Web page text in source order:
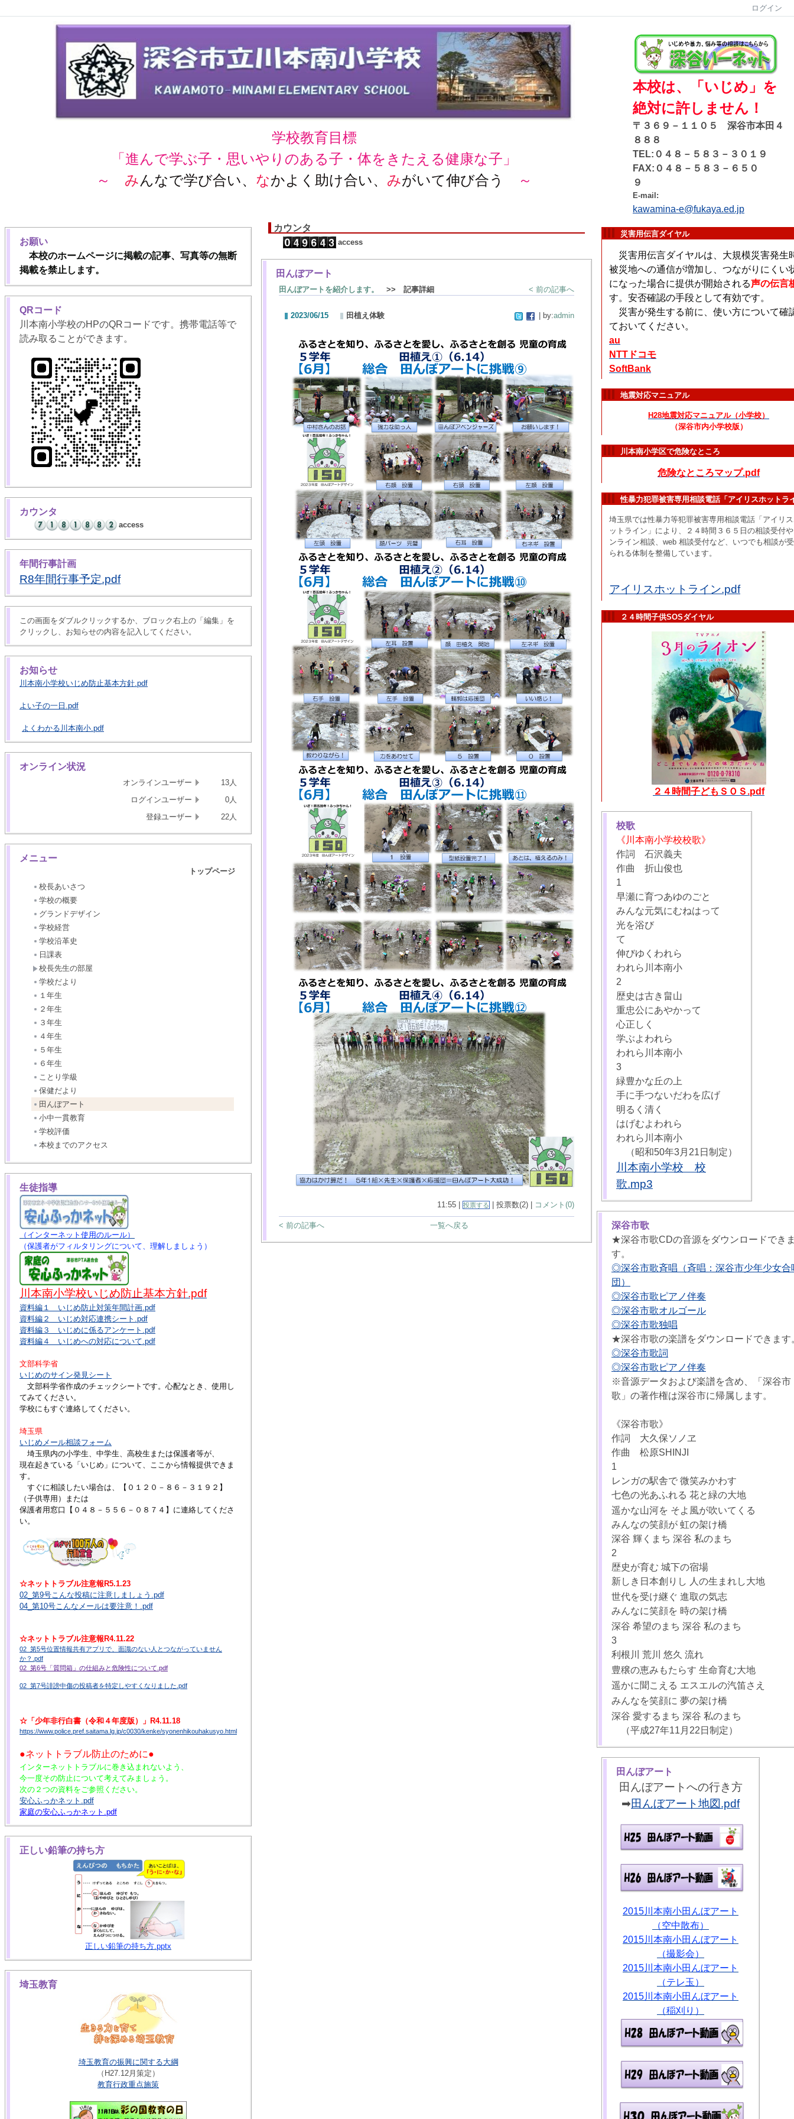
ログイン
学校教育目標
「進んで学ぶ子・思いやりのある子・体をきたえる健康な子」
～ みんなで学び合い、 なかよく助け合い、 みがいて伸び合う ～
本校は、「いじめ」を
絶対に許しません！
〒３６９－１１０５ 深谷市本田４
８８８
TEL:０４８－５８３－３０１９
FAX:０４８－５８３－６５０
９
E-mail:
kawamina-e@fukaya.ed.jp
お願い
本校のホームページに掲載の記事、写真等の無断
掲載を禁止します。
QRコード
川本南小学校のHPのQRコードです。携帯電話等で
読み取ることができます。
カウンタ
access
年間行事計画
R8年間行事予定.pdf
この画面をダブルクリックするか、ブロック右上の「編集」を
クリックし、お知らせの内容を記入してください。
お知らせ
川本南小学校いじめ防止基本方針.pdf
よい子の一日.pdf
よくわかる川本南小.pdf
オンライン状況
オンラインユーザー
13人
ログインユーザー
0人
登録ユーザー
22人
メニュー
トップページ
校長あいさつ
学校の概要
グランドデザイン
学校経営
学校沿革史
日課表
校長先生の部屋
学校だより
１年生
２年生
３年生
４年生
５年生
６年生
ことり学級
保健だより
田んぼアート
小中一貫教育
学校評価
本校までのアクセス
生徒指導
（インターネット使用のルール）
（保護者がフィルタリングについて、理解しましょう）
川本南小学校いじめ防止基本方針.pdf
資料編１ いじめ防止対策年間計画.pdf
資料編２ いじめ対応連携シート.pdf
資料編３ いじめに係るアンケート.pdf
資料編４ いじめへの対応について.pdf
文部科学省
いじめのサイン発見シート
文部科学省作成のチェックシートです。心配なとき、使用し
てみてください。
学校にもすぐ連絡してください。
埼玉県
いじめメール相談フォーム
埼玉県内の小学生、中学生、高校生または保護者等が、
現在起きている「いじめ」について、ここから情報提供できま
す。
すぐに相談したい場合は、【０１２０－８６－３１９２】
（子供専用）または
保護者用窓口【０４８－５５６－０８７４】に連絡してくださ
い。
☆ネットトラブル注意報R5.1.23
02_第9号こんな投稿に注意しましょう.pdf
04_第10号こんなメールは要注意！.pdf
☆ネットトラブル注意報R4.11.22
02_第5号位置情報共有アプリで、面識のない人とつながっていません
か？.pdf
02_第6号「質問箱」の仕組みと危険性について.pdf
02_第7号誹謗中傷の投稿者を特定しやすくなりました.pdf
☆「少年非行白書（令和４年度版）」R4.11.18
https://www.police.pref.saitama.lg.jp/c0030/kenke/syonenhikouhakusyo.html
●ネットトラブル防止のために●
インターネットトラブルに巻き込まれないよう、
今一度その防止について考えてみましょう。
次の２つの資料をご参照ください。
安心ふっかネット.pdf
家庭の安心ふっかネット.pdf
正しい鉛筆の持ち方
正しい鉛筆の持ち方.pptx
埼玉教育
埼玉教育の振興に関する大綱
（H27.12月策定）
教育行政重点施策
カウンタ
access
田んぼアート
田んぼアートを紹介します。 >> 記事詳細 < 前の記事へ
2023/06/15 田植え体験 | by:admin
11:55 | 投票する | 投票数(2) | コメント(0)
< 前の記事へ 一覧へ戻る
災害用伝言ダイヤル
災害用伝言ダイヤルは、大規模災害発生
被災地への通信が増加し、つながりにくい
になった場合に提供が開始される声の伝言
す。安否確認の手段として有効です。
災害が発生する前に、使い方について確
ておいてください。
au
NTTドコモ
SoftBank
地震対応マニュアル
H28地震対応マニュアル（小学校）
（深谷市内小学校版）
川本南小学区で危険なところ
危険なところマップ.pdf
性暴力犯罪被害専用相談電話「アイリスホットラ
埼玉県では性暴力等犯罪被害専用相談電話「アイリ
ットライン」により、２４時間３６５日の相談受付
ンライン相談、web 相談受付など、いつでも相談が
られる体制を整備しています。
アイリスホットライン.pdf
２４時間子供SOSダイヤル
２４時間子どもＳＯＳ.pdf
校歌
《川本南小学校校歌》
作詞 石沢義夫
作曲 折山俊也
1
早瀬に育つあゆのごと
みんな元気にむねはって
光を浴び
て
伸びゆくわれら
われら川本南小
2
歴史は古き畠山
重忠公にあやかって
心正しく
学ぶよわれら
われら川本南小
3
緑豊かな丘の上
手に手つないだわを広げ
明るく清く
はげむよわれら
われら川本南小
（昭和50年3月21日制定）
川本南小学校 校
歌.mp3
深谷市歌
★深谷市歌CDの音源をダウンロードでき
す。
◎深谷市歌斉唱（斉唱：深谷市少年少女合
団）
◎深谷市歌ピアノ伴奏
◎深谷市歌オルゴール
◎深谷市歌独唱
★深谷市歌の楽譜をダウンロードできます
◎深谷市歌詞
◎深谷市歌ピアノ伴奏
※音源データおよび楽譜を含め、「深谷市
歌」の著作権は深谷市に帰属します。
《深谷市歌》
作詞 大久保ソノヱ
作曲 松原SHINJI
1
レンガの駅舎で 微笑みかわす
七色の光あふれる 花と緑の大地
遥かな山河を そよ風が吹いてくる
みんなの笑顔が 虹の架け橋
深谷 輝くまち 深谷 私のまち
2
歴史が育む 城下の宿場
新しき日本創りし 人の生まれし大地
世代を受け継ぐ 進取の気志
みんなに笑顔を 時の架け橋
深谷 希望のまち 深谷 私のまち
3
利根川 荒川 悠久 流れ
豊穣の恵みもたらす 生命育む大地
遥かに聞こえる エスエルの汽笛さえ
みんなを笑顔に 夢の架け橋
深谷 愛するまち 深谷 私のまち
（平成27年11月22日制定）
田んぼアート
田んぼアートへの行き方
➡田んぼアート地図.pdf
2015川本南小田んぼアート
（空中散布）
2015川本南小田んぼアート
（撮影会）
2015川本南小田んぼアート
（テレ玉）
2015川本南小田んぼアート
（稲刈り）